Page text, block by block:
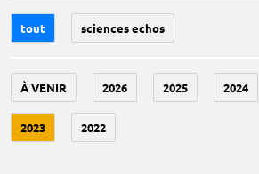
tout sciences echos
À VENIR 2026 2025 2024
2023 2022